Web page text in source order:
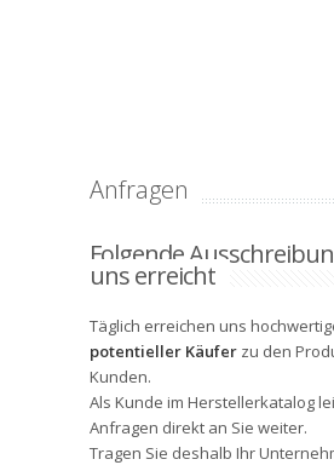
Anfragen
Folgende
uns erreicht
Täglich erreichen uns
potentieller Käufer zu den
Kunden.
Als Kunde im Herstellerkatalog
Anfragen direkt an Sie weiter.
Tragen Sie deshalb Ihr